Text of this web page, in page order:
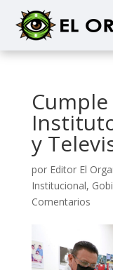
y
por Editor El
Institucional,
Comentarios